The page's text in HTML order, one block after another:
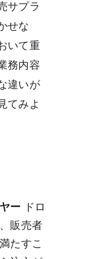
サプラ
せな
いて重
務内容
違いが
てみよ
ー
ドロ
販売者
たすこ